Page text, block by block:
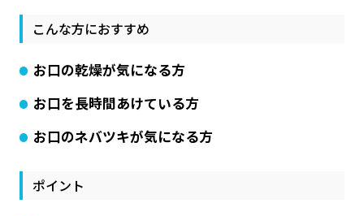
こんな方におすすめ
お口の乾燥が気になる方
お口を長時間あけている方
お口のネバツキが気になる方
ポイント